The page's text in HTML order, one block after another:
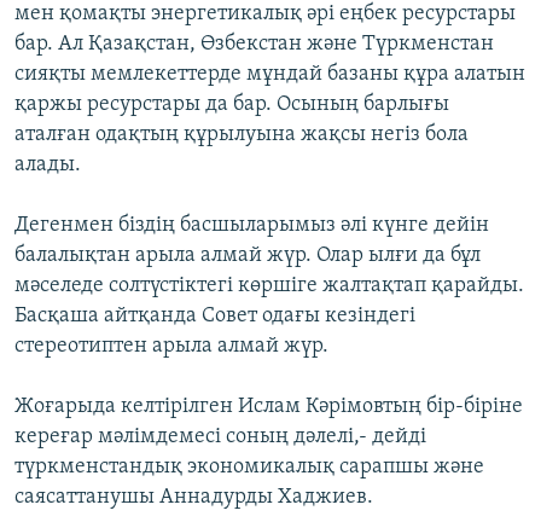
мен қомақты энергетикалық әрі еңбек ресурстары
бар. Ал Қазақстан, Өзбекстан және Түркменстан
сияқты мемлекеттерде мұндай базаны құра алатын
қаржы ресурстары да бар. Осының барлығы
аталған одақтың құрылуына жақсы негіз бола
алады.
Дегенмен біздің басшыларымыз әлі күнге дейін
балалықтан арыла алмай жүр. Олар ылғи да бұл
мәселеде солтүстіктегі көршіге жалтақтап қарайды.
Басқаша айтқанда Совет одағы кезіндегі
стереотиптен арыла алмай жүр.
Жоғарыда келтірілген Ислам Кәрімовтың бір-біріне
кереғар мәлімдемесі соның дәлелі,- дейді
түркменстандық экономикалық сарапшы және
саясаттанушы Аннадурды Хаджиев.